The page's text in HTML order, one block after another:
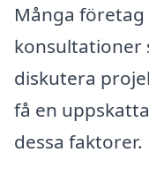
Många
konsultationer
diskutera
få en
dessa faktorer.